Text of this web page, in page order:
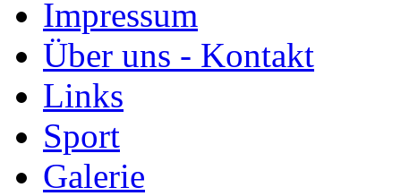
Impressum
Über uns - Kontakt
Links
Sport
Galerie